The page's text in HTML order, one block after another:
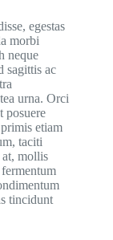
egestas
morbi
neque
sagittis ac
urna. Orci
posuere
etiam
taciti
mollis
tincidunt